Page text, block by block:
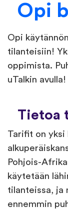
Opi
Opi
tilanteisiin!
oppimista.
uTalkin avulla!
Tietoa
Tarifit on yksi
Pohjois-
käytetään
tilanteissa, ja
ennemmin